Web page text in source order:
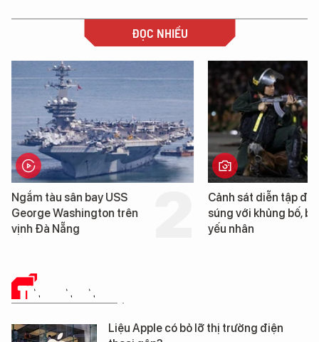
ĐỌC NHIỀU
Ngắm tàu sân bay USS
George Washington trên
vịnh Đà Nẵng
Cảnh sát diễn tập
súng với khủng bố,
yếu nhân
TIN CÔNG NGHỆ
Liệu Apple có bỏ lỡ thị trường điện